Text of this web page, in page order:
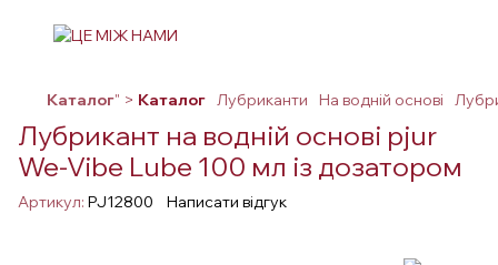
Каталог" > Каталог Лубриканти На водній основі
Лубрикант на водній основі pjur
We-Vibe Lube 100 мл із дозатором
Артикул: PJ12800 Написати відгук